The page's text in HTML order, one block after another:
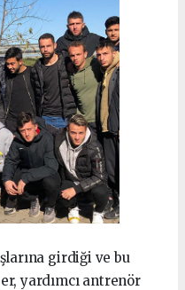
girdiği ve bu
yardımcı antrenör